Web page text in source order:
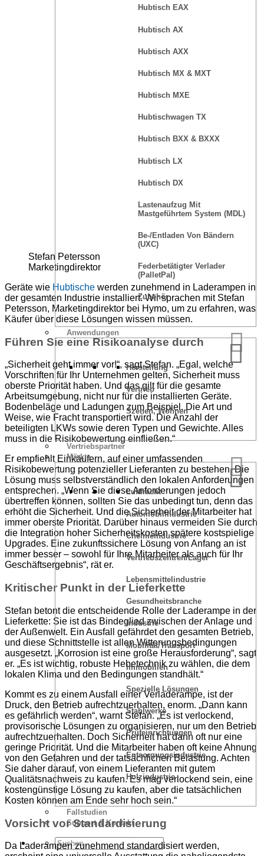
Hubtisch EAX
Hubtisch AX
Hubtisch AXX
Hubtisch MX & MXT
Hubtisch MXE
Hubtischwagen TX
Hubtisch BXX & BXXX
Hubtisch LX
Hubtisch DX
Lastenaufzug Mit
Mastgeführtem System (MDL)
Be-/Entladen Von Bändern
(UXC)
Federbetätigter Verlader
(PalletPal)
Zubehör
Anwendungen
Herstellung
Vertrieb
Szenen, Wohnen
Vertriebspartner
Märkte
Luftfracht
Automobilindustrie
Chemieindustrie
Vertriebszentren/Lager
Lebensmittelindustrie
Gesundheitsbranche
Industrie
Mobilität/Transport
Immobilien
Spezielle Lösungen
Stahlwerke
Prüfeinrichtungen
Entsorgungsindustrie
Holzindustrie
Fallstudien
Support & Kontakt
Stefan Petersson
Marketingdirektor
Geräte wie Hubtische werden zunehmend in Laderampen in
der gesamten Industrie installiert. Wir sprachen mit Stefan
Petersson, Marketingdirektor bei Hymo, um zu erfahren, was
Käufer über diese Lösungen wissen müssen.
Führen Sie eine Risikoanalyse durch
„Sicherheit geht immer vor!“, sagt Stefan. „Egal, welche
Vorschriften für Ihr Unternehmen gelten, Sicherheit muss
oberste Priorität haben. Und das gilt für die gesamte
Arbeitsumgebung, nicht nur für die installierten Geräte.
Bodenbeläge und Ladungen zum Beispiel. Die Art und
Weise, wie Fracht transportiert wird. Die Anzahl der
beteiligten LKWs sowie deren Typen und Gewichte. Alles
muss in die Risikobewertung einfließen.“
Er empfiehlt Einkäufern, auf einer umfassenden
Risikobewertung potenzieller Lieferanten zu bestehen. Die
Lösung muss selbstverständlich den lokalen Anforderungen
entsprechen. „Wenn Sie diese Anforderungen jedoch
übertreffen können, sollten Sie das unbedingt tun, denn das
erhöht die Sicherheit. Und die Sicherheit der Mitarbeiter hat
immer oberste Priorität. Darüber hinaus vermeiden Sie durch
die Integration hoher Sicherheitskosten spätere kostspielige
Upgrades. Eine zukunftssichere Lösung von Anfang an ist
immer besser – sowohl für Ihre Mitarbeiter als auch für Ihr
Geschäftsergebnis“, rät er.
Kritischer Punkt in der Lieferkette
Stefan betont die entscheidende Rolle der Laderampe in der
Lieferkette: Sie ist das Bindeglied zwischen der Anlage und
der Außenwelt. Ein Ausfall gefährdet den gesamten Betrieb,
und diese Schnittstelle ist allen Witterungsbedingungen
ausgesetzt. „Korrosion ist eine große Herausforderung“, sagt
er. „Es ist wichtig, robuste Hebetechnik zu wählen, die dem
lokalen Klima und den Bedingungen standhält.“
Kommt es zu einem Ausfall einer Verladerampe, ist der
Druck, den Betrieb aufrechtzuerhalten, enorm. „Dann kann
es gefährlich werden“, warnt Stefan. „Es ist verlockend,
provisorische Lösungen zu organisieren, nur um den Betrieb
aufrechtzuerhalten. Doch Sicherheit hat dann oft nur eine
geringe Priorität. Und die Mitarbeiter haben oft keine Ahnung
von den Gefahren und der tatsächlichen Belastung. Achten
Sie daher darauf, von einem Lieferanten mit gutem
Qualitätsnachweis zu kaufen. Es mag verlockend sein, eine
kostengünstige Lösung zu kaufen, aber die tatsächlichen
Kosten können am Ende sehr hoch sein.“
Vorsicht vor Standardisierung
Da Laderampen zunehmend standardisiert werden,